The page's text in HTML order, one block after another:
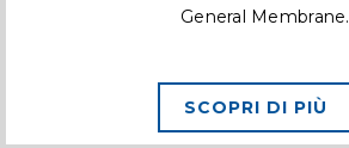
General Membrane.
SCOPRI DI PIÙ